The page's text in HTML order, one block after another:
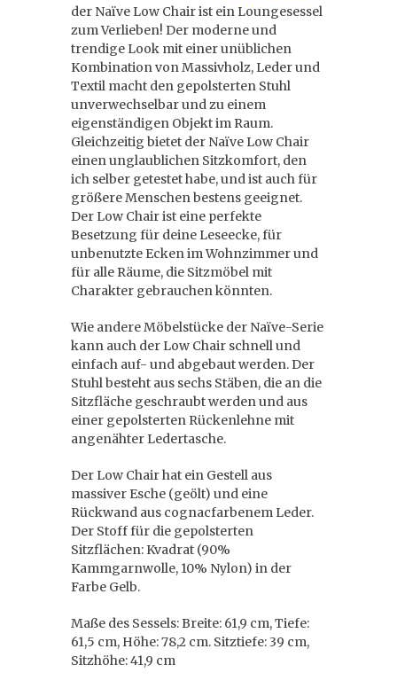
der Naïve Low Chair ist ein Loungesessel
zum Verlieben! Der moderne und
trendige Look mit einer unüblichen
Kombination von Massivholz, Leder und
Textil macht den gepolsterten Stuhl
unverwechselbar und zu einem
eigenständigen Objekt im Raum.
Gleichzeitig bietet der Naïve Low Chair
einen unglaublichen Sitzkomfort, den
ich selber getestet habe, und ist auch für
größere Menschen bestens geeignet.
Der Low Chair ist eine perfekte
Besetzung für deine Leseecke, für
unbenutzte Ecken im Wohnzimmer und
für alle Räume, die Sitzmöbel mit
Charakter gebrauchen könnten.
Wie andere Möbelstücke der Naïve-Serie
kann auch der Low Chair schnell und
einfach auf- und abgebaut werden. Der
Stuhl besteht aus sechs Stäben, die an die
Sitzfläche geschraubt werden und aus
einer gepolsterten Rückenlehne mit
angenähter Ledertasche.
Der Low Chair hat ein Gestell aus
massiver Esche (geölt) und eine
Rückwand aus cognacfarbenem Leder.
Der Stoff für die gepolsterten
Sitzflächen: Kvadrat (90%
Kammgarnwolle, 10% Nylon) in der
Farbe Gelb.
Maße des Sessels: Breite: 61,9 cm, Tiefe:
61,5 cm, Höhe: 78,2 cm. Sitztiefe: 39 cm,
Sitzhöhe: 41,9 cm